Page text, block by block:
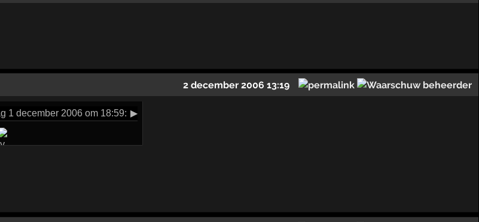
2 december 2006 13:19
1 december 2006 om 18:59: ▶